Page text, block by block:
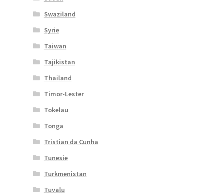
Swaziland
Syrie
Taiwan
Tajikistan
Thailand
Timor-Lester
Tokelau
Tonga
Tristian da Cunha
Tunesie
Turkmenistan
Tuvalu